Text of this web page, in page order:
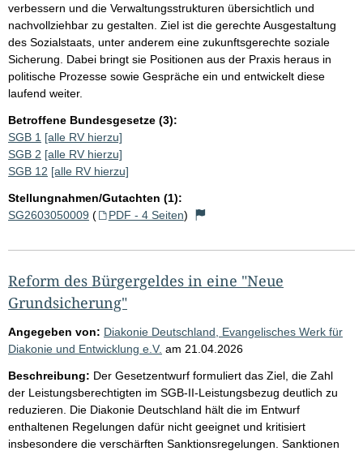
verbessern und die Verwaltungsstrukturen übersichtlich und
nachvollziehbar zu gestalten. Ziel ist die gerechte Ausgestaltung
des Sozialstaats, unter anderem eine zukunftsgerechte soziale
Sicherung. Dabei bringt sie Positionen aus der Praxis heraus in
politische Prozesse sowie Gespräche ein und entwickelt diese
laufend weiter.
Betroffene Bundesgesetze (3):
SGB 1 [alle RV hierzu]
SGB 2 [alle RV hierzu]
SGB 12 [alle RV hierzu]
Stellungnahmen/Gutachten (1):
SG2603050009 ( PDF - 4 Seiten)
Reform des Bürgergeldes in eine "Neue
Grundsicherung"
Angegeben von: Diakonie Deutschland, Evangelisches Werk für
Diakonie und Entwicklung e.V. am 21.04.2026
Beschreibung: Der Gesetzentwurf formuliert das Ziel, die Zahl
der Leistungsberechtigten im SGB-II-Leistungsbezug deutlich zu
reduzieren. Die Diakonie Deutschland hält die im Entwurf
enthaltenen Regelungen dafür nicht geeignet und kritisiert
insbesondere die verschärften Sanktionsregelungen. Sanktionen